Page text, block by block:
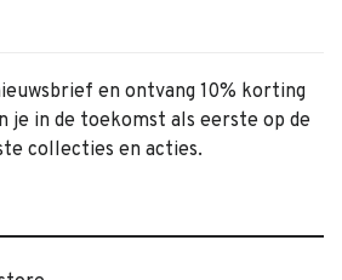
en ontvang 10% korting
je in de toekomst als eerste op de
collecties en acties.